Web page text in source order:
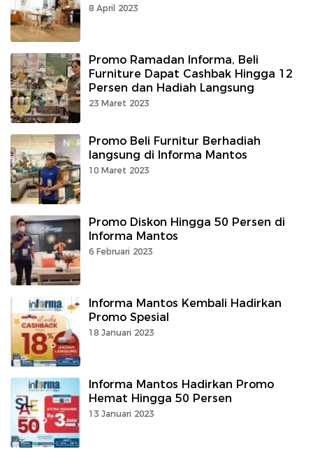
8 April 2023
Promo Ramadan Informa, Beli
Furniture Dapat Cashbak Hingga 12
Persen dan Hadiah Langsung
23 Maret 2023
Promo Beli Furnitur Berhadiah
langsung di Informa Mantos
10 Maret 2023
Promo Diskon Hingga 50 Persen di
Informa Mantos
6 Februari 2023
Informa Mantos Kembali Hadirkan
Promo Spesial
18 Januari 2023
Informa Mantos Hadirkan Promo
Hemat Hingga 50 Persen
13 Januari 2023